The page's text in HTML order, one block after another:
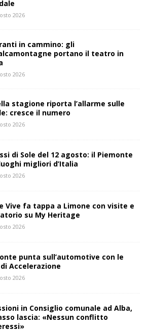
2026
in cammino: gli
portano il teatro in
2026
stagione riporta l’allarme sulle
cresce il numero
2026
di Sole del 12 agosto: il Piemonte
migliori d’Italia
2026
Vive fa tappa a Limone con visite e
su My Heritage
2026
punta sull’automotive con le
Accelerazione
2026
in Consiglio comunale ad Alba,
lascia: «Nessun conflitto